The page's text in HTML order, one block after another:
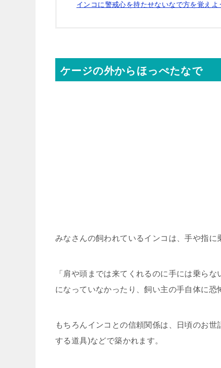
インコに警戒心を持たせないなで方を覚えよ
ケージの外からほっぺたなで
みなさんの飼われているインコは、手や指に
「肩や頭までは来てくれるのに手には乗ら
になっていなかったり、飼い主の手自体に
もちろんインコとの信頼関係は、日頃のお
する道具)などで築かれます。